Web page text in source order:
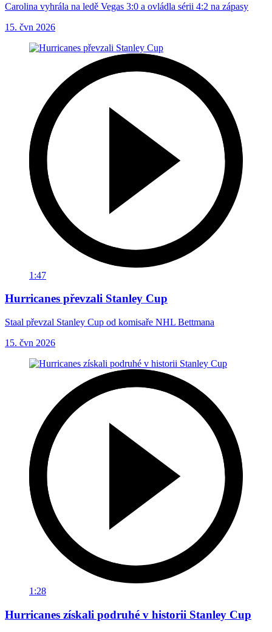
Carolina vyhrála na ledě Vegas 3:0 a ovládla sérii 4:2 na zápasy
15. čvn 2026
1:47
Hurricanes převzali Stanley Cup
Staal převzal Stanley Cup od komisaře NHL Bettmana
15. čvn 2026
1:28
Hurricanes získali podruhé v historii Stanley Cup